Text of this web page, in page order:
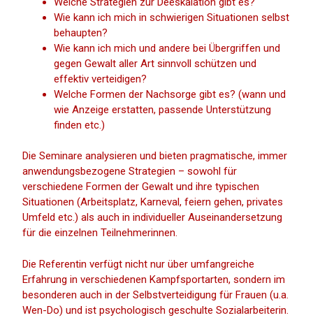
Wie kann ich mich in schwierigen Situationen selbst
behaupten?
Wie kann ich mich und andere bei Übergriffen und
gegen Gewalt aller Art sinnvoll schützen und
effektiv verteidigen?
Welche Formen der Nachsorge gibt es? (wann und
wie Anzeige erstatten, passende Unterstützung
finden etc.)
Die Seminare analysieren und bieten pragmatische, immer
anwendungsbezogene Strategien – sowohl für
verschiedene Formen der Gewalt und ihre typischen
Situationen (Arbeitsplatz, Karneval, feiern gehen, privates
Umfeld etc.) als auch in individueller Auseinandersetzung
für die einzelnen Teilnehmerinnen.
Die Referentin verfügt nicht nur über umfangreiche
Erfahrung in verschiedenen Kampfsportarten, sondern im
besonderen auch in der Selbstverteidigung für Frauen (u.a.
Wen-Do) und ist psychologisch geschulte Sozialarbeiterin.